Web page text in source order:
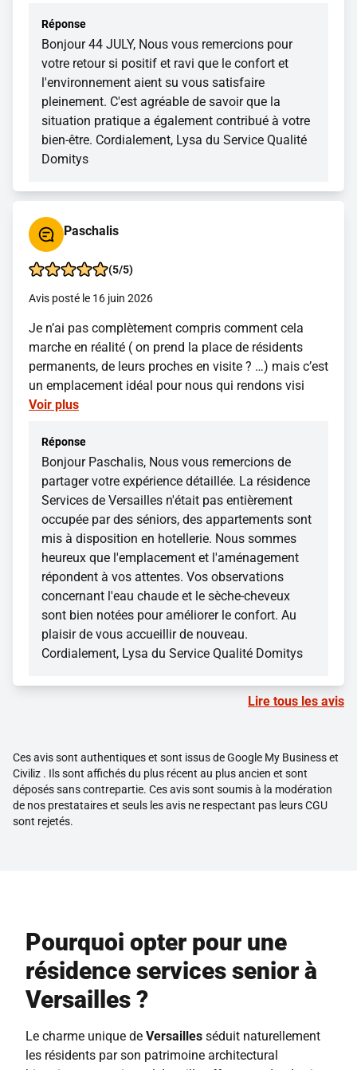
Réponse
Bonjour 44 JULY, Nous vous remercions pour
votre retour si positif et ravi que le confort et
l'environnement aient su vous satisfaire
pleinement. C'est agréable de savoir que la
situation pratique a également contribué à votre
bien-être. Cordialement, Lysa du Service Qualité
Domitys
Paschalis
(5/5)
Avis posté le 16 juin 2026
Je n’ai pas complètement compris comment cela
marche en réalité ( on prend la place de résidents
permanents, de leurs proches en visite ? …) mais c’est
un emplacement idéal pour nous qui rendons visi
Voir plus
Réponse
Bonjour Paschalis, Nous vous remercions de
partager votre expérience détaillée. La résidence
Services de Versailles n'était pas entièrement
occupée par des séniors, des appartements sont
mis à disposition en hotellerie. Nous sommes
heureux que l'emplacement et l'aménagement
répondent à vos attentes. Vos observations
concernant l'eau chaude et le sèche-cheveux
sont bien notées pour améliorer le confort. Au
plaisir de vous accueillir de nouveau.
Cordialement, Lysa du Service Qualité Domitys
Lire tous les avis
Ces avis sont authentiques et sont issus de Google My Business et
Civiliz . Ils sont affichés du plus récent au plus ancien et sont
déposés sans contrepartie. Ces avis sont soumis à la modération
de nos prestataires et seuls les avis ne respectant pas leurs CGU
sont rejetés.
Pourquoi opter pour une
résidence services senior à
Versailles ?
Le charme unique de Versailles séduit naturellement
les résidents par son patrimoine architectural